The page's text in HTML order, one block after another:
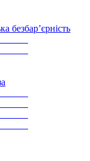
безбар’єрність